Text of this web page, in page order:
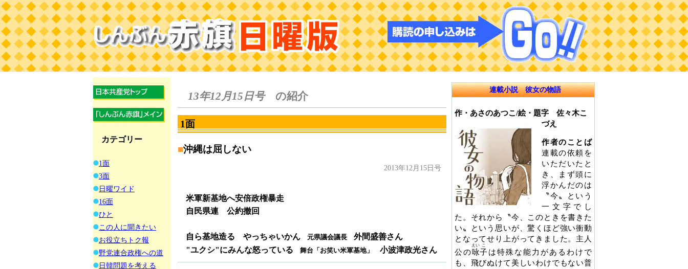
カテゴリー
1面
3面
日曜ワイド
16面
ひと
この人に聞きたい
お役立ちトク報
野党連合政権への道
日韓問題を考える
13年12月15日号の紹介
1面
■沖縄は屈しない
2013年12月15日号
米軍新基地へ安倍政権暴走
自民県連 公約撤回
自ら基地造る やっちゃいかん 元県議会議長 外間盛善さん
"ユクシ"にみんな怒っている 舞台「お笑い米軍基地」 小波津政光さん
連載小説 彼女の物語
作・あさのあつこ/絵・題字 佐々木こ
づえ
作者のことば
連載の依頼を
いただいたと
き、まず頭に
浮かんだのは
〝今〟という
一文字でし
た。それから〝今、このときを書きた
い〟という思いが、驚くほど強い衝動
となってせり上がってきました。主人
公の咏
えい
子
こ
は特殊な能力があるわけで
も、飛びぬけて美しいわけでもない普